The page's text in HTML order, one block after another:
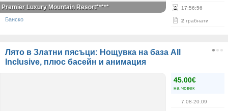
17:56:55
2 грабнати
Premier Luxury Mountain Resort*****
Банско
Лято в Златни пясъци: Нощувка на база All
Inclusive, плюс басейн и анимация
45.00€
на човек
7.08-20.09